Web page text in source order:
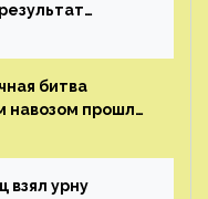
битва
навозом прошла
взял урну